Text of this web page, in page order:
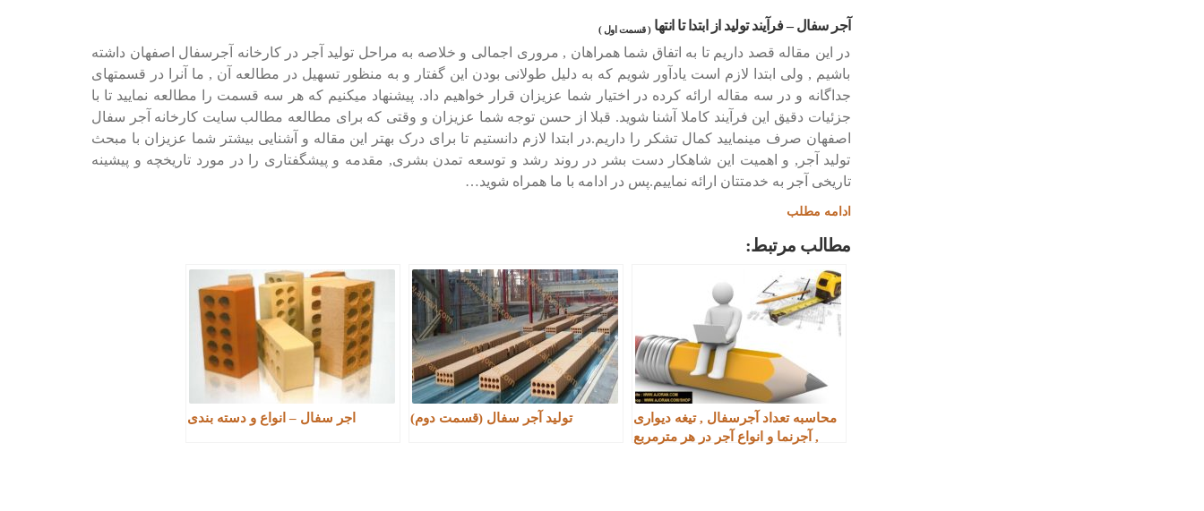
آجر سفال – فرآیند تولید از ابتدا تا انتها ( قسمت اول )
در این مقاله قصد داریم تا به اتفاق شما همراهان , مروری اجمالی و خلاصه به مراحل تولید آجر در کارخانه آجرسفال اصفهان داشته
باشیم , ولی ابتدا لازم است یادآور شویم که به دلیل طولانی بودن این گفتار و به منظور تسهیل در مطالعه آن , ما آنرا در قسمتهای
جداگانه و در سه مقاله ارائه کرده در اختیار شما عزیزان قرار خواهیم داد. پیشنهاد میکنیم که هر سه قسمت را مطالعه نمایید تا با
جزئیات دقیق این فرآیند کاملا آشنا شوید. قبلا از حسن توجه شما عزیزان و وقتی که برای مطالعه مطالب سایت کارخانه آجر سفال
اصفهان صرف مینمایید کمال تشکر را داریم.در ابتدا لازم دانستیم تا برای درک بهتر این مقاله و آشنایی بیشتر شما عزیزان با مبحث
تولید آجر, و اهمیت این شاهکار دست بشر در روند رشد و توسعه تمدن بشری, مقدمه و پیشگفتاری را در مورد تاریخچه و پیشینه
تاریخی آجر به خدمتتان ارائه نماییم.پس در ادامه با ما همراه شوید…
ادامه مطلب
مطالب مرتبط:
محاسبه تعداد آجرسفال , تیغه دیواری
, آجرنما و انواع آجر در هر مترمربع
تولید آجر سفال (قسمت دوم) اجر سفال – انواع و دسته بندی